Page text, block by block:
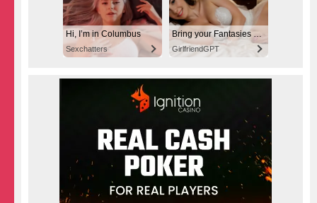
Hi, I’m in Columbus
Sexchatters
Bring your Fantasies to life
GirlfriendGPT